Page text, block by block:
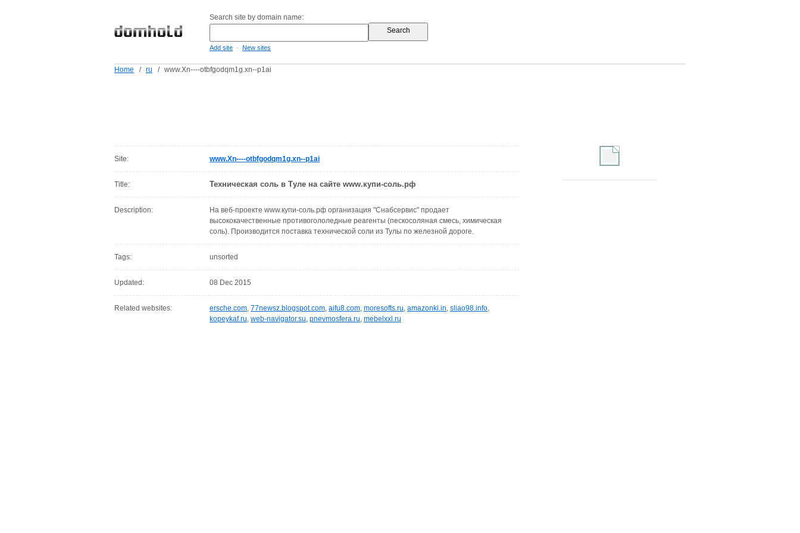
Search site by domain name:
Add site - New sites
Home / ru / www.Xn----otbfgodqm1g.xn--p1ai
Site: www.Xn----otbfgodqm1g.xn--p1ai
Title: Техническая соль в Туле на сайте www.купи-соль.рф
Description:
На веб-проекте www.купи-соль.рф организация "Снабсервис" продает
высококачественные противогололедные реагенты (пескосоляная смесь, химическая
соль). Производится поставка технической соли из Тулы по железной дороге.
Tags: unsorted
Updated: 08 Dec 2015
Related websites: ersche.com, 77newsz.blogspot.com, aifu8.com, moresofts.ru, amazonki.in, sliao98.info,
kopeykaf.ru, web-navigator.su, pnevmosfera.ru, mebelxxl.ru